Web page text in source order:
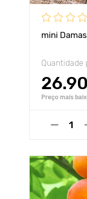
mini
Quantidade
26.90
Preço mais